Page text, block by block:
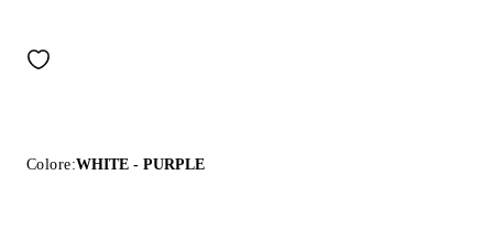
Colore:WHITE - PURPLE